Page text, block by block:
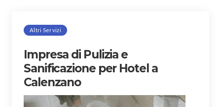
Altri Servizi
Impresa di Pulizia e
Sanificazione per Hotel a
Calenzano